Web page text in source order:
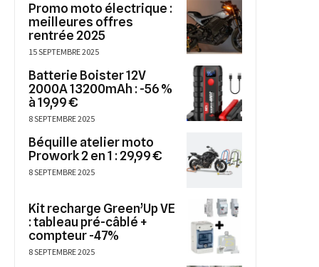
Promo moto électrique :
meilleures offres
rentrée 2025
15 SEPTEMBRE 2025
Batterie Boister 12V
2000A 13200mAh : -56 %
à 19,99 €
8 SEPTEMBRE 2025
Béquille atelier moto
Prowork 2 en 1 : 29,99 €
8 SEPTEMBRE 2025
Kit recharge Green’Up VE
: tableau pré-câblé +
compteur -47%
8 SEPTEMBRE 2025